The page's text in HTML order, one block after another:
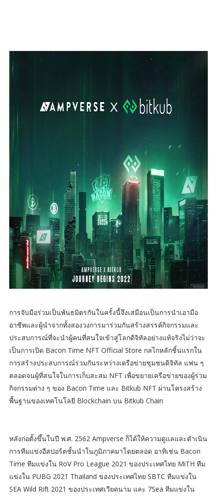
การจับมือร่วมเป็นพันธมิตรกันในครั้งนี้จึงเสมือนเป็นการนำเอามือ
อาชีพและผู้นำจากทั้งสองวงการมาร่วมกันสร้างสรรค์กิจกรรมและ
ประสบการณ์ที่จะนำผู้คนที่สนใจเข้าสู่โลกดิจิทัลอย่างแท้จริงไม่ว่าจะ
เป็นการเปิด Bacon Time NFT Official Store กลไกหลักชิ้นแรกใน
การสร้างประสบการณ์ร่วมกันระหว่างเครือข่ายชุมชนดิจิทัล แฟน ๆ
ตลอดจนผู้ที่สนใจในการเก็บสะสม NFT เพื่อขยายเครือข่ายของผู้ร่วม
กิจกรรมต่าง ๆ ของ Bacon Time และ Bitkub NFT ผ่านโครงสร้าง
พื้นฐานของเทคโนโลยี Blockchain บน Bitkub Chain
หลังก่อตั้งขึ้นในปี พ.ศ. 2562 Ampverse ก็ได้ให้ความดูแลและดำเนิน
การทีมแข่งอีสปอร์ตชั้นนำในภูมิภาคมาโดยตลอด อาทิเช่น Bacon
Time ทีมแข่งใน RoV Pro League 2021 ของประเทศไทย MiTH ทีม
แข่งใน PUBG 2021 Thailand ของประเทศไทย SBTC ทีมแข่งใน
SEA Wild Rift 2021 ของประเทศเวียดนาม และ 7Sea ทีมแข่งใน